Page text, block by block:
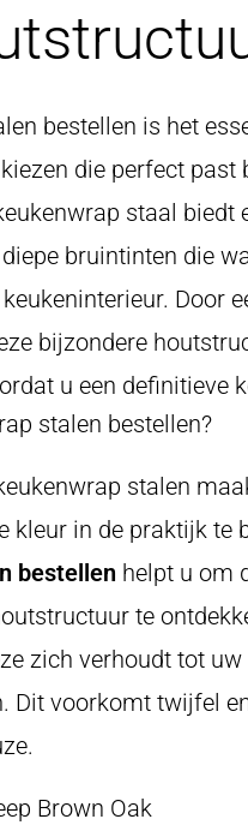
bestellen is het
die perfect past
staal biedt
bruintinten die
Door
bijzondere
u een definitieve
stalen bestellen?
stalen
kleur in de praktijk te
bestellen helpt u om
te
zich verhoudt tot
Dit voorkomt twijfel
Brown Oak